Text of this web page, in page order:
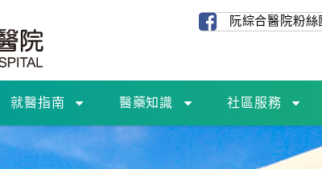
阮綜合醫院粉絲
就醫指南 醫藥知識 社區服務